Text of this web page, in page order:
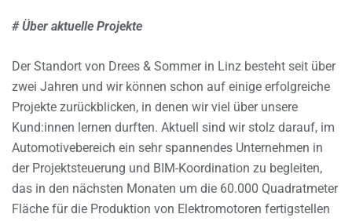
# Über aktuelle Projekte
Der Standort von Drees & Sommer in Linz besteht seit über
zwei Jahren und wir können schon auf einige erfolgreiche
Projekte zurückblicken, in denen wir viel über unsere
Kund:innen lernen durften. Aktuell sind wir stolz darauf, im
Automotivebereich ein sehr spannendes Unternehmen in
der Projektsteuerung und BIM-Koordination zu begleiten,
das in den nächsten Monaten um die 60.000 Quadratmeter
Fläche für die Produktion von Elektromotoren fertigstellen